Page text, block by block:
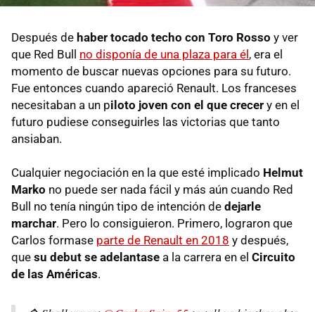
Después de haber tocado techo con Toro Rosso y ver
que Red Bull no disponía de una plaza para él , era el
momento de buscar nuevas opciones para su futuro.
Fue entonces cuando apareció Renault. Los franceses
necesitaban a un piloto joven con el que crecer y en el
futuro pudiese conseguirles las victorias que tanto
ansiaban.
Cualquier negociación en la que esté implicado Helmut
Marko no puede ser nada fácil y más aún cuando Red
Bull no tenía ningún tipo de intención de dejarle
marchar. Pero lo consiguieron. Primero, lograron que
Carlos formase parte de Renault en 2018 y después,
que su debut se adelantase a la carrera en el Circuito
de las Américas.